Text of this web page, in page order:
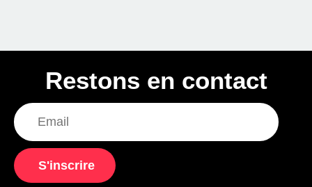
Restons en contact
S'inscrire